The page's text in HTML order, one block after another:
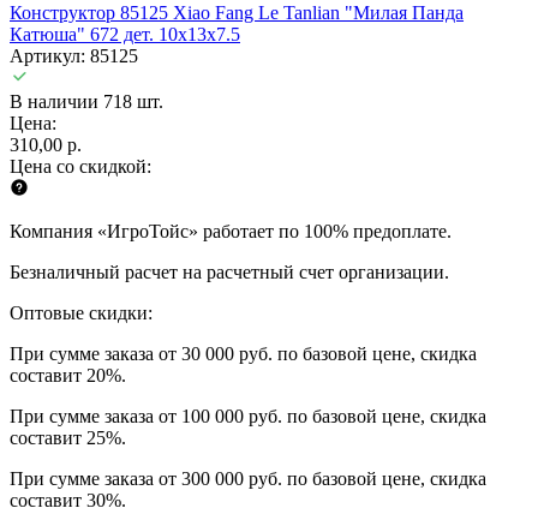
Конструктор 85125 Xiao Fang Le Tanlian "Милая Панда
Катюша" 672 дет. 10x13x7.5
Артикул: 85125
В наличии 718 шт.
Цена:
310,00 р.
Цена со скидкой:
Компания «ИгроТойс» работает по 100% предоплате.
Безналичный расчет на расчетный счет организации.
Оптовые скидки:
При сумме заказа от 30 000 руб. по базовой цене, скидка
составит 20%.
При сумме заказа от 100 000 руб. по базовой цене, скидка
составит 25%.
При сумме заказа от 300 000 руб. по базовой цене, скидка
составит 30%.